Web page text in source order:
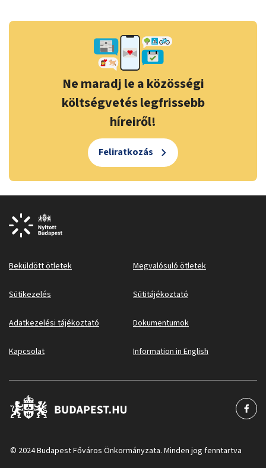
Ne maradj le a közösségi
költségvetés legfrissebb
híreiről!
Feliratkozás
Beküldött ötletek Megvalósuló ötletek
Sütikezelés Sütitájékoztató
Adatkezelési tájékoztató Dokumentumok
Kapcsolat Information in English
© 2024 Budapest Főváros Önkormányzata. Minden jog fenntartva